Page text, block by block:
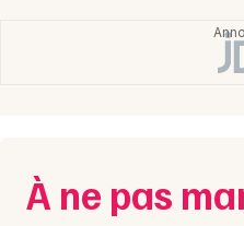
À ne pas